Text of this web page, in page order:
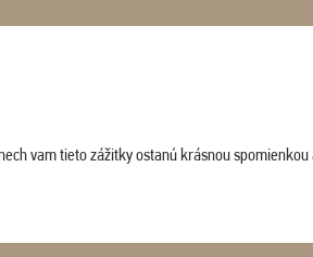
vam tieto zážitky ostanú krásnou